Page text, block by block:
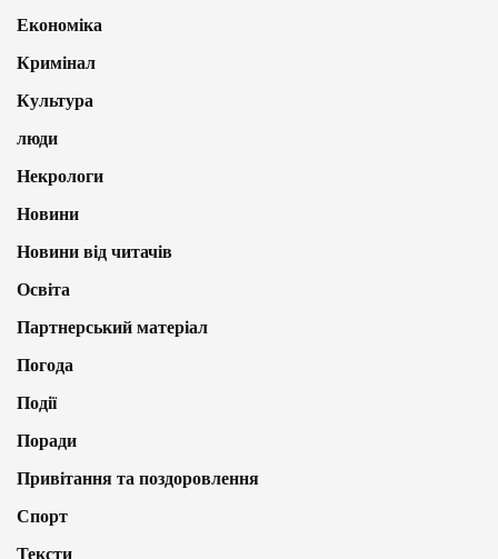
Економіка
Кримінал
Культура
люди
Некрологи
Новини
Новини від читачів
Освіта
Партнерський матеріал
Погода
Події
Поради
Привітання та поздоровлення
Спорт
Тексти